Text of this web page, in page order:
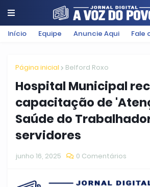
Início Equipe Anuncie Aqui Fale
Página inicial Belford Roxo
Hospital Municipal
capacitação de
Saúde do
servidores
junho 16, 2025 0 Comentários